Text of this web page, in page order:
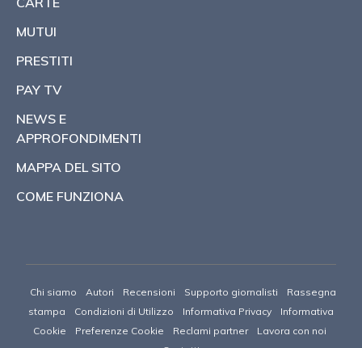
MUTUI
PRESTITI
PAY TV
NEWS E
APPROFONDIMENTI
MAPPA DEL SITO
COME FUNZIONA
Chi siamo Autori Recensioni Supporto giornalisti
Rassegna
stampa
Condizioni di Utilizzo Informativa Privacy
Informativa
Cookie
Preferenze Cookie Reclami partner
Lavora con noi